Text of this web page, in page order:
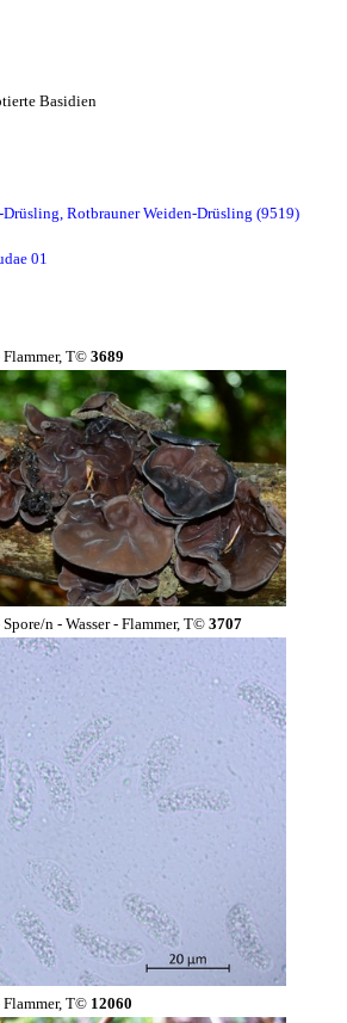
Basidien
Rotbrauner Weiden-Drüsling (9519)
01
T© 3689
n - Wasser - Flammer, T© 3707
T© 12060